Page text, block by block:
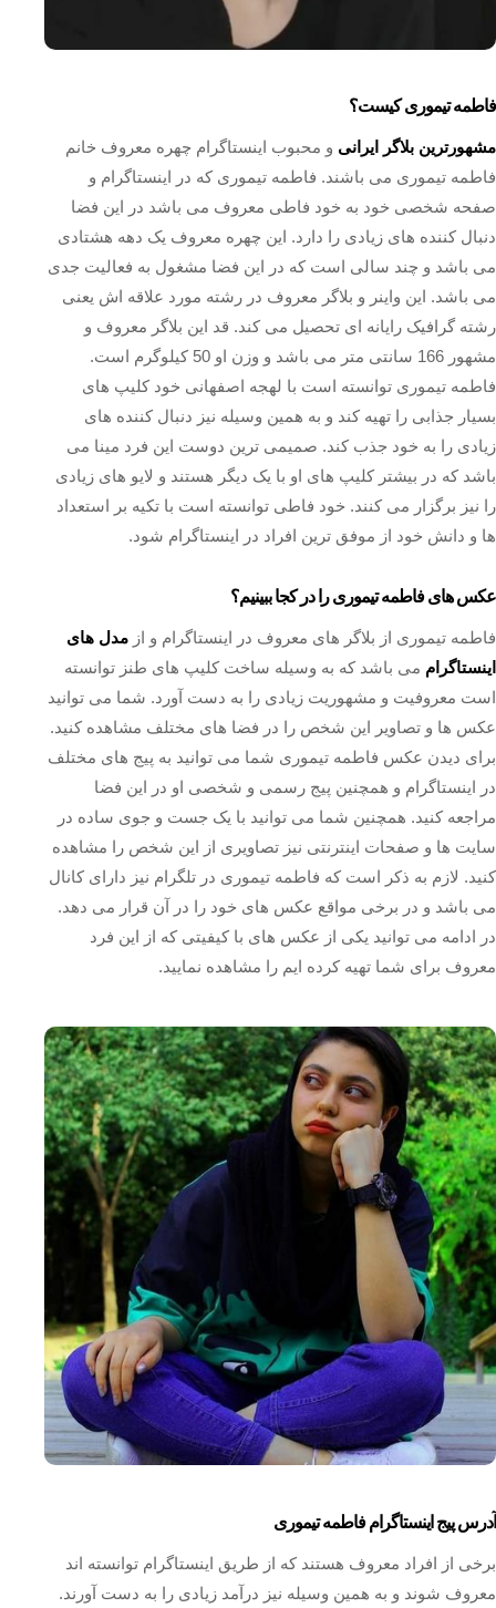
فاطمه تیموری کیست؟
مشهورترین بلاگر ایرانی و محبوب اینستاگرام چهره معروف خانم
فاطمه تیموری می باشند. فاطمه تیموری که در اینستاگرام و
صفحه شخصی خود به خود فاطی معروف می باشد در این فضا
دنبال کننده های زیادی را دارد. این چهره معروف یک دهه هشتادی
می باشد و چند سالی است که در این فضا مشغول به فعالیت جدی
می باشد. این واینر و بلاگر معروف در رشته مورد علاقه اش یعنی
رشته گرافیک رایانه ای تحصیل می کند. قد این بلاگر معروف و
مشهور 166 سانتی متر می باشد و وزن او 50 کیلوگرم است.
فاطمه تیموری توانسته است با لهجه اصفهانی خود کلیپ های
بسیار جذابی را تهیه کند و به همین وسیله نیز دنبال کننده های
زیادی را به خود جذب کند. صمیمی ترین دوست این فرد مینا می
باشد که در بیشتر کلیپ های او با یک دیگر هستند و لایو های زیادی
را نیز برگزار می کنند. خود فاطی توانسته است با تکیه بر استعداد
ها و دانش خود از موفق ترین افراد در اینستاگرام شود.
عکس های فاطمه تیموری را در کجا ببینیم؟
فاطمه تیموری از بلاگر های معروف در اینستاگرام و از مدل های
اینستاگرام می باشد که به وسیله ساخت کلیپ های طنز توانسته
است معروفیت و مشهوریت زیادی را به دست آورد. شما می توانید
عکس ها و تصاویر این شخص را در فضا های مختلف مشاهده کنید.
برای دیدن عکس فاطمه تیموری شما می توانید به پیج های مختلف
در اینستاگرام و همچنین پیج رسمی و شخصی او در این فضا
مراجعه کنید. همچنین شما می توانید با یک جست و جوی ساده در
سایت ها و صفحات اینترنتی نیز تصاویری از این شخص را مشاهده
کنید. لازم به ذکر است که فاطمه تیموری در تلگرام نیز دارای کانال
می باشد و در برخی مواقع عکس های خود را در آن قرار می دهد.
در ادامه می توانید یکی از عکس های با کیفیتی که از این فرد
معروف برای شما تهیه کرده ایم را مشاهده نمایید.
آدرس پیج اینستاگرام فاطمه تیموری
برخی از افراد معروف هستند که از طریق اینستاگرام توانسته اند
معروف شوند و به همین وسیله نیز درآمد زیادی را به دست آورند.